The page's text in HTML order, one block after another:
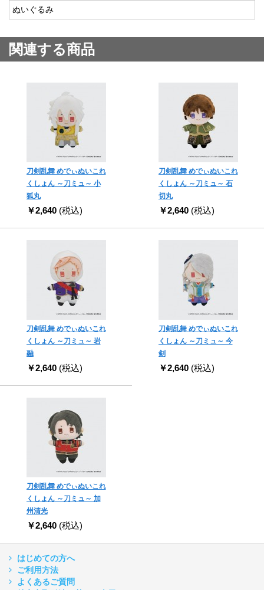
ぬいぐるみ
関連する商品
刀剣乱舞 めでぃぬいこれ
くしょん ～刀ミュ～ 小
狐丸
￥2,640 (税込)
刀剣乱舞 めでぃぬいこれ
くしょん ～刀ミュ～ 石
切丸
￥2,640 (税込)
刀剣乱舞 めでぃぬいこれ
くしょん ～刀ミュ～ 岩
融
￥2,640 (税込)
刀剣乱舞 めでぃぬいこれ
くしょん ～刀ミュ～ 今
剣
￥2,640 (税込)
刀剣乱舞 めでぃぬいこれ
くしょん ～刀ミュ～ 加
州清光
￥2,640 (税込)
はじめての方へ
ご利用方法
よくあるご質問